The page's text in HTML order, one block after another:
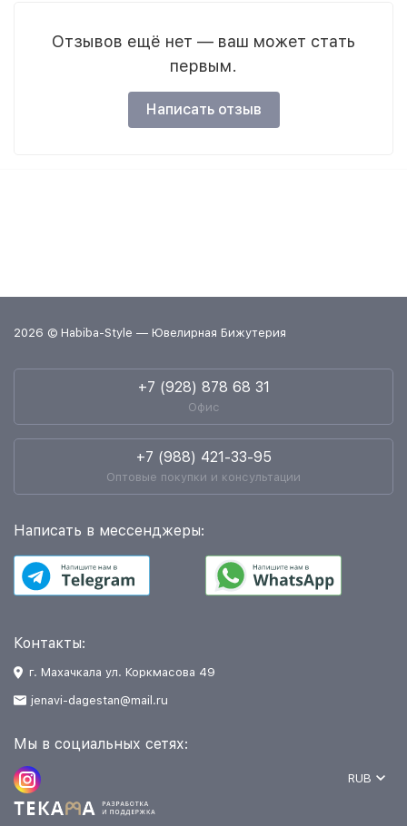
Отзывов ещё нет — ваш может стать
первым.
Написать отзыв
2026 © Habiba-Style — Ювелирная Бижутерия
+7 (928) 878 68 31
Офис
+7 (988) 421-33-95
Оптовые покупки и консультации
Написать в мессенджеры:
Контакты:
г. Махачкала ул. Коркмасова 49
jenavi-dagestan@mail.ru
Мы в социальных сетях:
RUB